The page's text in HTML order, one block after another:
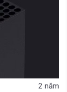
2 năm